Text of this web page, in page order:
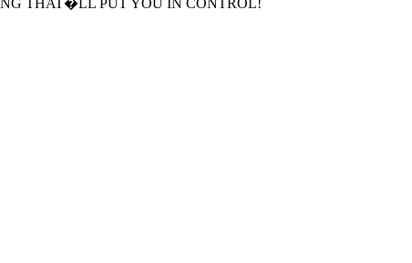
THAT�LL PUT YOU IN CONTROL!